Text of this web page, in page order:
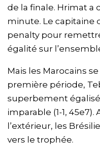
de la finale. Hrimat a
minute. Le capitaine
penalty pour
égalité sur
Mais les Marocains
première période,
superbement
imparable (1-1,
l’extérieur, les
vers le trophée.